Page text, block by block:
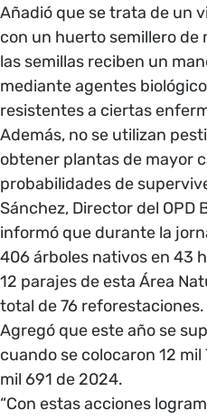
Añadió que se trata de un
con un huerto semillero de
las semillas reciben un
mediante agentes
resistentes a ciertas
Además, no se utilizan
obtener plantas de mayor
probabilidades de
Sánchez, Director del OPD
informó que durante la
406 árboles nativos en 43
12 parajes de esta Área
total de 76 reforestaciones.
Agregó que este año se
cuando se colocaron 12
mil 691 de 2024.
“Con estas acciones